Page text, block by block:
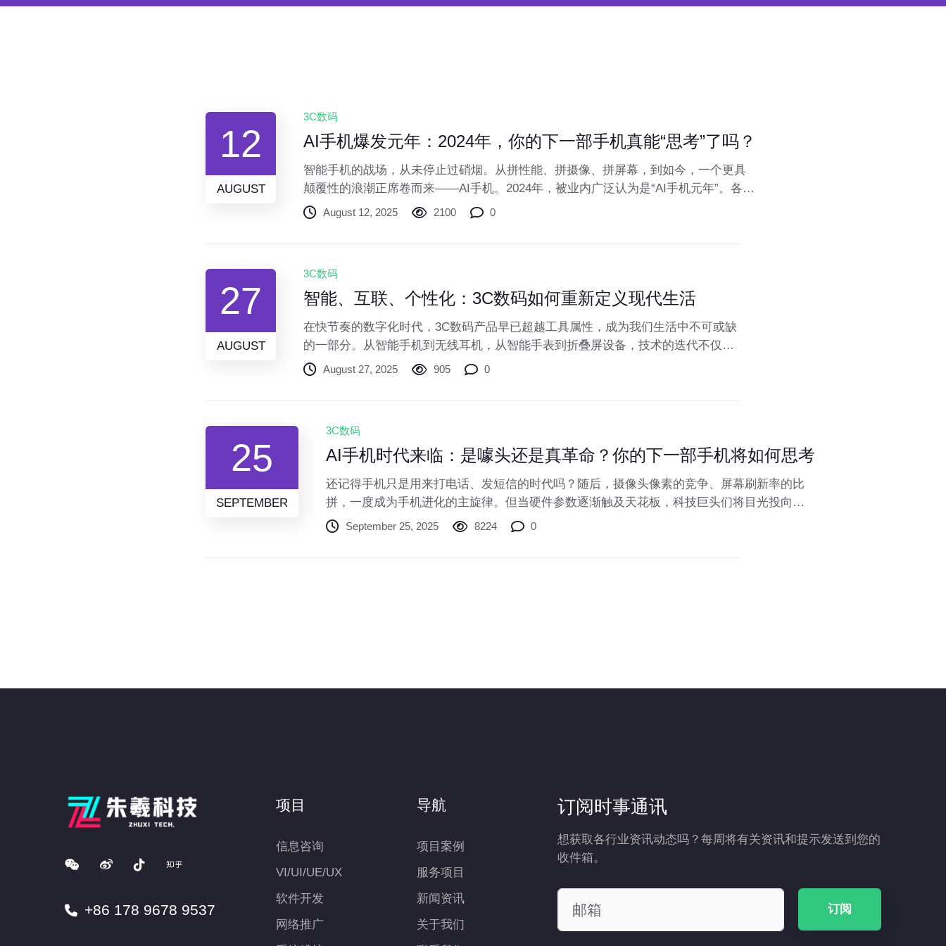
12
AUGUST
3C数码
AI手机爆发元年：2024年，你的下一部手机真能“思考”了吗？
智能手机的战场，从未停止过硝烟。从拼性能、拼摄像、拼屏幕，到如今，一个更具
颠覆性的浪潮正席卷而来——AI手机。2024年，被业内广泛认为是“AI手机元年”。各大
品牌纷纷亮剑，将强大的AI能力从云端直接“塞进”你的口袋。那么，这些打着“AI”旗号
August 12, 2025 2100 0
27
AUGUST
3C数码
智能、互联、个性化：3C数码如何重新定义现代生活
在快节奏的数字化时代，3C数码产品早已超越工具属性，成为我们生活中不可或缺
的一部分。从智能手机到无线耳机，从智能手表到折叠屏设备，技术的迭代不仅改
变了我们的使用习惯，更重塑了生活方式。本文将探讨当前3C数码领域的最新趋
August 27, 2025 905 0
25
SEPTEMBER
3C数码
AI手机时代来临：是噱头还是真革命？你的下一部手机将如何思考
还记得手机只是用来打电话、发短信的时代吗？随后，摄像头像素的竞争、屏幕刷新率的比
拼，一度成为手机进化的主旋律。但当硬件参数逐渐触及天花板，科技巨头们将目光投向了
下一个战场——**人工智能**。2024年，被称为“AI手机元年”，各大品牌纷纷亮出AI底牌。这
September 25, 2025 8224 0
+86 178 9678 9537
项目
信息咨询
VI/UI/UE/UX
软件开发
网络推广
导航
项目案例
服务项目
新闻资讯
关于我们
订阅时事通讯
想获取各行业资讯动态吗？每周将有关资讯和提示发送到您的
收件箱。
订阅